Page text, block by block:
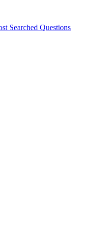
Searched Questions